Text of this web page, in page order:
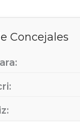
Concejales